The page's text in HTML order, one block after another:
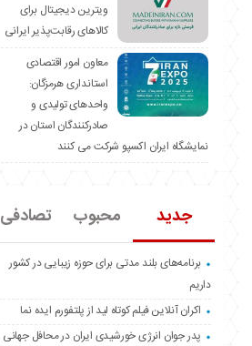
ویترین دیجیتال برای
کالاهای رقابت‌پذیر ایرانی
معاون امور اقتصادی
استانداری هرمزگان:
واحدهای تولیدی و
صادرکنندگان استان در
نمایشگاه ایران اکسپو شرکت می کنند
جدید محبوب تصادفی
برنامه‌های بلند مدتی برای حوزه زیبایی در کشور
داریم
اکران آنلاین فیلم کوتاه لید از پلتفورم ایده نما
پدر جوان انرژی خورشیدی ایران در محافل جهانی